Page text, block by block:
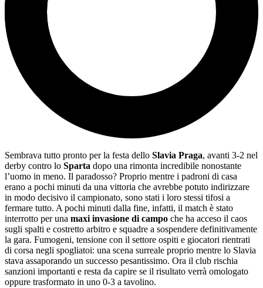
Sembrava tutto pronto per la festa dello Slavia Praga, avanti 3-2 nel
derby contro lo Sparta dopo una rimonta incredibile nonostante
l’uomo in meno. Il paradosso? Proprio mentre i padroni di casa
erano a pochi minuti da una vittoria che avrebbe potuto indirizzare
in modo decisivo il campionato, sono stati i loro stessi tifosi a
fermare tutto. A pochi minuti dalla fine, infatti, il match è stato
interrotto per una maxi invasione di campo che ha acceso il caos
sugli spalti e costretto arbitro e squadre a sospendere definitivamente
la gara. Fumogeni, tensione con il settore ospiti e giocatori rientrati
di corsa negli spogliatoi: una scena surreale proprio mentre lo Slavia
stava assaporando un successo pesantissimo. Ora il club rischia
sanzioni importanti e resta da capire se il risultato verrà omologato
oppure trasformato in uno 0-3 a tavolino.